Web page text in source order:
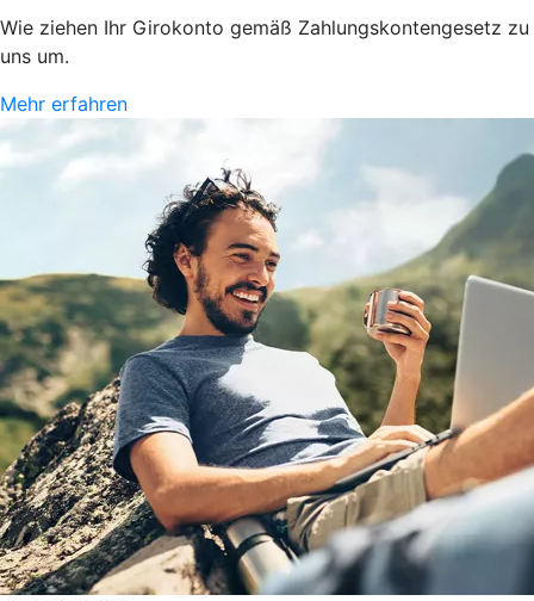
Wie ziehen Ihr Girokonto gemäß Zahlungskontengesetz zu
uns um.
Mehr erfahren